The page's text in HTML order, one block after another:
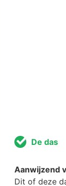
De das
Aanwijzend
Dit of deze